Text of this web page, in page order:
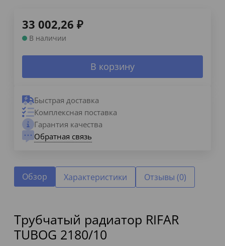
33 002,26 ₽
В наличии
В корзину
Быстрая доставка
Комплексная поставка
Гарантия качества
Обратная связь
Обзор Характеристики Отзывы (0)
Трубчатый радиатор RIFAR
TUBOG 2180/10